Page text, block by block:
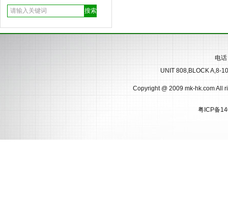
电话
UNIT 808,BLOCK A,8-
Copyright @ 2009 mk-hk.com All
粤ICP备